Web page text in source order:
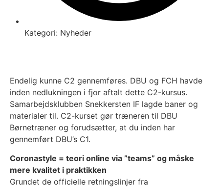
Kategori: Nyheder
Endelig kunne C2 gennemføres. DBU og FCH havde
inden nedlukningen i fjor aftalt dette C2-kursus.
Samarbejdsklubben Snekkersten IF lagde baner og
materialer til. C2-kurset gør træneren til DBU
Børnetræner og forudsætter, at du inden har
gennemført DBU’s C1.
Coronastyle = teori online via ”teams” og måske
mere kvalitet i praktikken
Grundet de officielle retningslinjer fra